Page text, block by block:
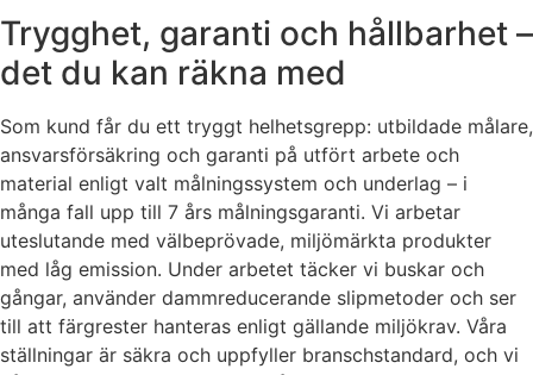
Trygghet, garanti och hållbarhet –
det du kan räkna med
Som kund får du ett tryggt helhetsgrepp: utbildade målare,
ansvarsförsäkring och garanti på utfört arbete och
material enligt valt målningssystem och underlag – i
många fall upp till 7 års målningsgaranti. Vi arbetar
uteslutande med välbeprövade, miljömärkta produkter
med låg emission. Under arbetet täcker vi buskar och
gångar, använder dammreducerande slipmetoder och ser
till att färgrester hanteras enligt gällande miljökrav. Våra
ställningar är säkra och uppfyller branschstandard, och vi